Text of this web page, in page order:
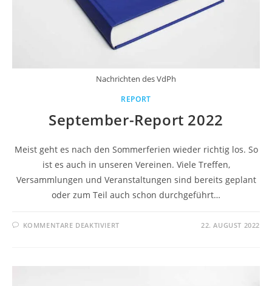
Nachrichten des VdPh
REPORT
September-Report 2022
Meist geht es nach den Sommerferien wieder richtig los. So
ist es auch in unseren Vereinen. Viele Treffen,
Versammlungen und Veranstaltungen sind bereits geplant
oder zum Teil auch schon durchgeführt…
KOMMENTARE DEAKTIVIERT 22. AUGUST 2022